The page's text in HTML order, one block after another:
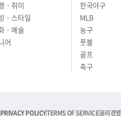
· 취미
· 스타일
· 예술
어
한국야구
MLB
농구
풋볼
골프
축구
PRIVACY POLICYTERMS OF SERVICE윤리경영